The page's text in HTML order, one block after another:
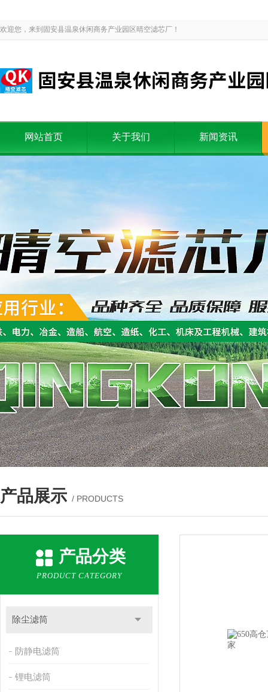
欢迎您，来到固安县温泉休闲商务产业园区晴空滤芯厂！
网站首页 关于我们 新闻资讯
产品展示 / PRODUCTS
产品分类
PRODUCT CATEGORY
除尘滤筒
防静电滤筒
锂电滤筒